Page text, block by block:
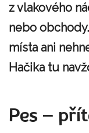
z vlakového
nebo
místa ani
Hačika tu
Pes –